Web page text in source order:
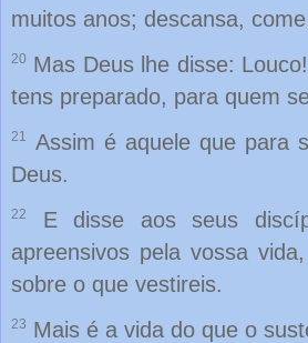
muitos anos; descansa,
20 Mas Deus lhe disse:
tens preparado, para quem
21
Assim é aquele que para
Deus.
22
E disse aos seus
apreensivos pela vossa
sobre o que vestireis.
23 Mais é a vida do que o